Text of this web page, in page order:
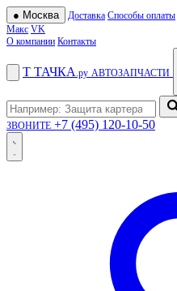
● Москва Доставка Способы оплаты
Макс VK
О компании Контакты
Т ТАЧКА .ру АВТОЗАПЧАСТИ
ЗВОНИТЕ +7 (495) 120-10-50